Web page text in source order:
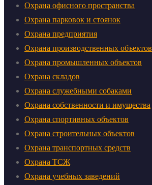
Охрана офисного пространства
Охрана парковок и стоянок
Охрана предприятия
Охрана производственных объектов
Охрана промышленных объектов
Охрана складов
Охрана служебными собаками
Охрана собственности и имущества
Охрана спортивных объектов
Охрана строительных объектов
Охрана транспортных средств
Охрана ТСЖ
Охрана учебных заведений